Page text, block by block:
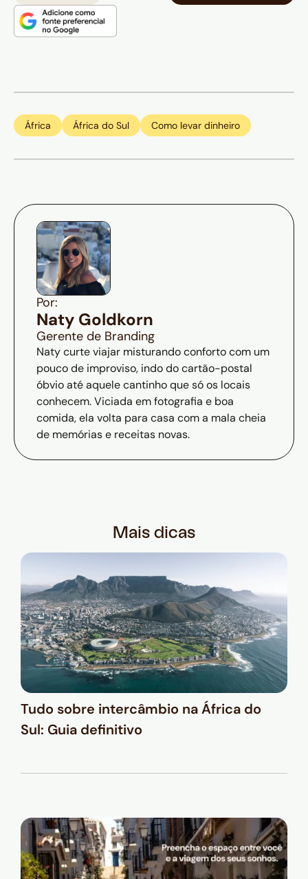
África África do Sul Como levar dinheiro
Por:
Naty Goldkorn
Gerente de Branding
Naty curte viajar misturando conforto com um
pouco de improviso, indo do cartão-postal
óbvio até aquele cantinho que só os locais
conhecem. Viciada em fotografia e boa
comida, ela volta para casa com a mala cheia
de memórias e receitas novas.
Mais dicas
Tudo sobre intercâmbio na África do
Sul: Guia definitivo